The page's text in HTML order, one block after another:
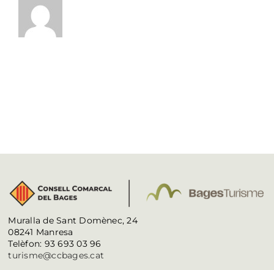
Muralla de Sant Domènec, 24
08241 Manresa
Telèfon: 93 693 03 96
turisme@ccbages.cat